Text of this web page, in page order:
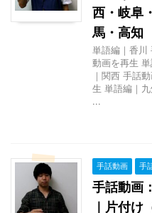
西・岐阜
馬・高知
単語編｜香川
動画を再生
｜関西 手話
生 単語編｜
...
手話動画 手
手話動画
｜片付け